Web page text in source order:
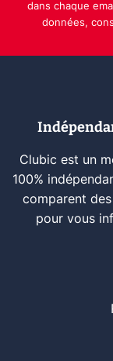
dans chaque
données,
Clubic est un
100%
comparent
pour vous